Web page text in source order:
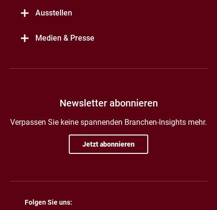
Ausstellen
Medien & Presse
Newsletter abonnieren
Verpassen Sie keine spannenden Branchen-Insights mehr.
Jetzt abonnieren
Folgen Sie uns: